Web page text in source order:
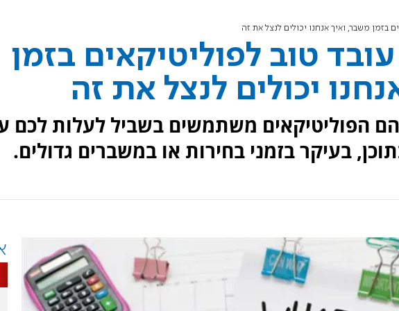
בזמן משבר, ואיך אנחנו יכולים לנצל את זה
טוב לפוליטיקאים בזמן
יכולים לנצל את זה
הפוליטיקאים משתמשים בשביל לעלות לכם
בעיקר בזמני בחירות או במשברים גדולים.